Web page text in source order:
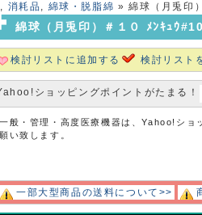
, 消耗品, 綿球・脱脂綿 » 綿球（月兎印
綿球（月兎印）＃１０ ﾒﾝｷｭｳ
検討リストに追加する 検討リスト
ショッピングポイントがたまる！
一般・管理・高度医療機器は、Yahoo!ショ
願い致します。
一部大型商品の送料について>>